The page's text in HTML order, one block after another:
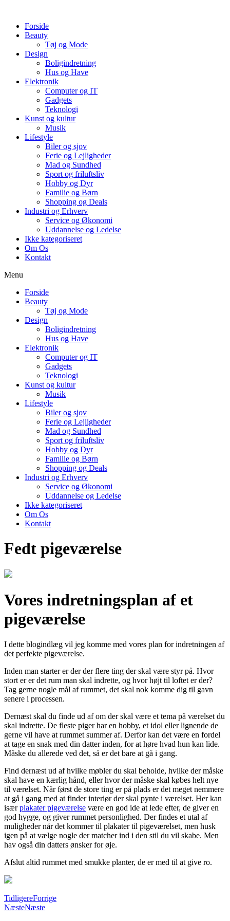
indholdForside
Beauty
Tøj og Mode
Design
Boligindretning
Hus og Have
Elektronik
Computer og IT
Gadgets
Teknologi
Kunst og kultur
Musik
Lifestyle
Biler og sjov
Ferie og Lejligheder
Mad og Sundhed
Sport og friluftsliv
Hobby og Dyr
Familie og Børn
Shopping og Deals
Industri og Erhverv
Service og Økonomi
Uddannelse og Ledelse
Ikke kategoriseret
Om Os
Kontakt
Menu
Forside
Beauty
Tøj og Mode
Design
Boligindretning
Hus og Have
Elektronik
Computer og IT
Gadgets
Teknologi
Kunst og kultur
Musik
Lifestyle
Biler og sjov
Ferie og Lejligheder
Mad og Sundhed
Sport og friluftsliv
Hobby og Dyr
Familie og Børn
Shopping og Deals
Industri og Erhverv
Service og Økonomi
Uddannelse og Ledelse
Ikke kategoriseret
Om Os
Kontakt
Fedt pigeværelse
Vores indretningsplan af et
pigeværelse
I dette blogindlæg vil jeg komme med vores plan for indretningen af
det perfekte pigeværelse.
Inden man starter er der der flere ting der skal være styr på. Hvor
stort er er det rum man skal indrette, og hvor højt til loftet er der?
Tag gerne nogle mål af rummet, det skal nok komme dig til gavn
senere i processen.
Dernæst skal du finde ud af om der skal være et tema på værelset du
skal indrette. De fleste piger har en hobby, et idol eller lignende de
gerne vil have at rummet summer af. Derfor kan det være en fordel
at tage en snak med din datter inden, for at høre hvad hun kan lide.
Måske du allerede ved det, så er det bare at gå i gang.
Find dernæst ud af hvilke møbler du skal beholde, hvilke der måske
skal have en kærlig hånd, eller hvor der måske skal købes helt nye
til værelset. Når først de store ting er på plads er det meget nemmere
at gå i gang med at finder interiør der skal pynte i værelset. Her kan
isærplakater pigeværelse være en god ide at lede efter, de giver en
god hygge, og giver rummet personlighed. Der findes et utal af
muligheder når det kommer til plakater til pigeværelset, men husk
igen på at vælge nogle der matcher ind i den stil du vil skabe. Men
hav også din datters ønsker for øje.
Afslut altid rummet med smukke planter, de er med til at give ro.
TidligereForrige
NæsteNæste